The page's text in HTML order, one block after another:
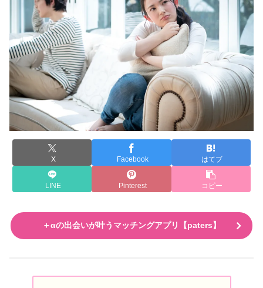
X Facebook はてブ
LINE Pinterest コピー
＋αの出会いが叶うマッチングアプリ【paters】